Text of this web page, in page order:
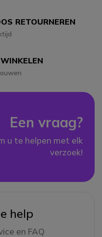
RETOURNEREN
Een vraag?
u te helpen met elk
verzoek!
help
en FAQ